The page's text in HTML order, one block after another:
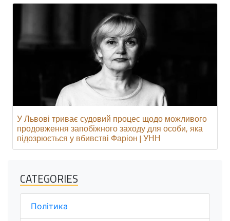
У Львові триває судовий процес щодо можливого
продовження запобіжного заходу для особи, яка
підозрюється у вбивстві Фаріон | УНН
CATEGORIES
Політика